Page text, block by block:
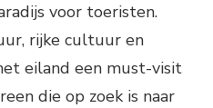
voor toeristen.
rijke cultuur en
eiland een must-visit
die op zoek is naar